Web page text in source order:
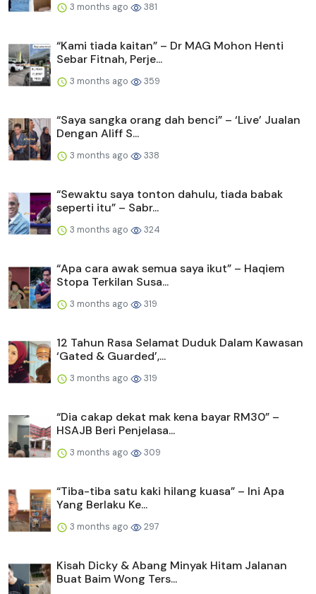
3 months ago 381
“Kami tiada kaitan” – Dr MAG Mohon Henti
Sebar Fitnah, Perje...
3 months ago 359
“Saya sangka orang dah benci” – ‘Live’ Jualan
Dengan Aliff S...
3 months ago 338
“Sewaktu saya tonton dahulu, tiada babak
seperti itu” – Sabr...
3 months ago 324
“Apa cara awak semua saya ikut” – Haqiem
Stopa Terkilan Susa...
3 months ago 319
12 Tahun Rasa Selamat Duduk Dalam Kawasan
‘Gated & Guarded’,...
3 months ago 319
“Dia cakap dekat mak kena bayar RM30” –
HSAJB Beri Penjelasa...
3 months ago 309
“Tiba-tiba satu kaki hilang kuasa” – Ini Apa
Yang Berlaku Ke...
3 months ago 297
Kisah Dicky & Abang Minyak Hitam Jalanan
Buat Baim Wong Ters...